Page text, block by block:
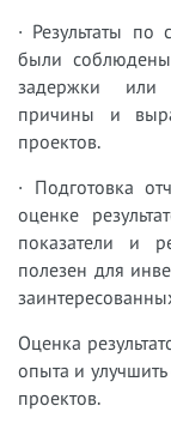
· Результаты
были
задержки или
причины и
проектов.
· Подготовка
оценке
показатели и
полезен для
Оценка
опыта и
проектов.